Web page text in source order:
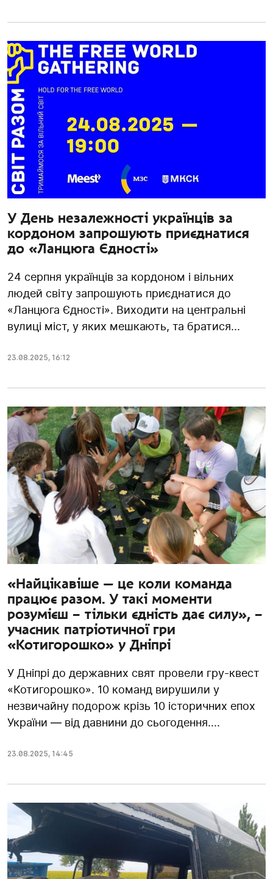
У День незалежності українців за
кордоном запрошують приєднатися
до «Ланцюга Єдності»
24 серпня українців за кордоном і вільних
людей світу запрошують приєднатися до
«Ланцюга Єдності». Виходити на центральні
вулиці міст, у яких мешкають, та братися...
23.08.2025, 16:12
«Найцікавіше — це коли команда
працює разом. У такі моменти
розумієш – тільки єдність дає силу», –
учасник патріотичної гри
«Котигорошко» у Дніпрі
У Дніпрі до державних свят провели гру-квест
«Котигорошко». 10 команд вирушили у
незвичайну подорож крізь 10 історичних епох
України — від давнини до сьогодення....
23.08.2025, 14:45